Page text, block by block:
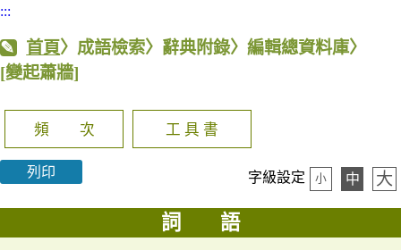
:::
首頁〉成語檢索〉辭典附錄〉編輯總資料庫〉
[變起蕭牆]
頻 次 工 具 書
列印 字級設定 小 中 大
詞 語